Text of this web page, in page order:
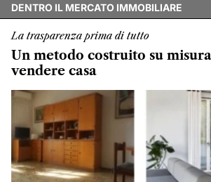
DENTRO IL MERCATO IMMOBILIARE
La trasparenza prima di tutto
Un metodo costruito su
vendere casa